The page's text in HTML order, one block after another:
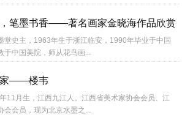
笔墨书香——著名画家金晓海作品欣赏
堂史主，1963年生于浙江临安，1990年毕业于中国
于中国美院，师从花鸟画...
家——楼韦
11月生，江西九江人。江西省美术家协会会员、江
会会员，现为北京水墨之...